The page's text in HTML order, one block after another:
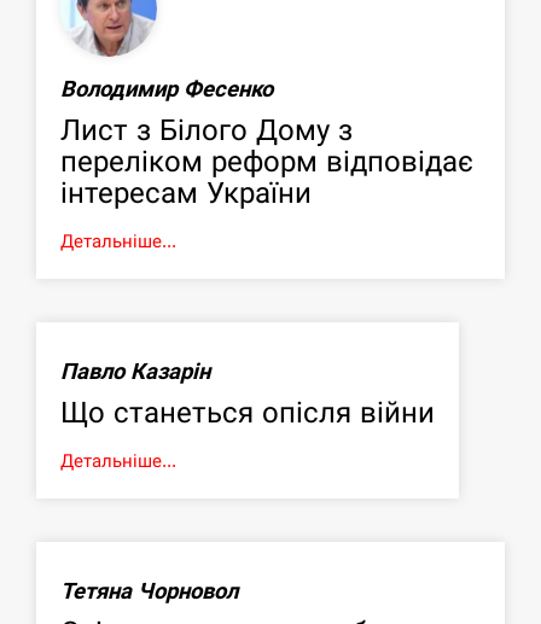
Володимир Фесенко
Лист з Білого Дому з
переліком реформ відповідає
інтересам України
Детальніше...
Павло Казарін
Що станеться опісля війни
Детальніше...
Тетяна Чорновол